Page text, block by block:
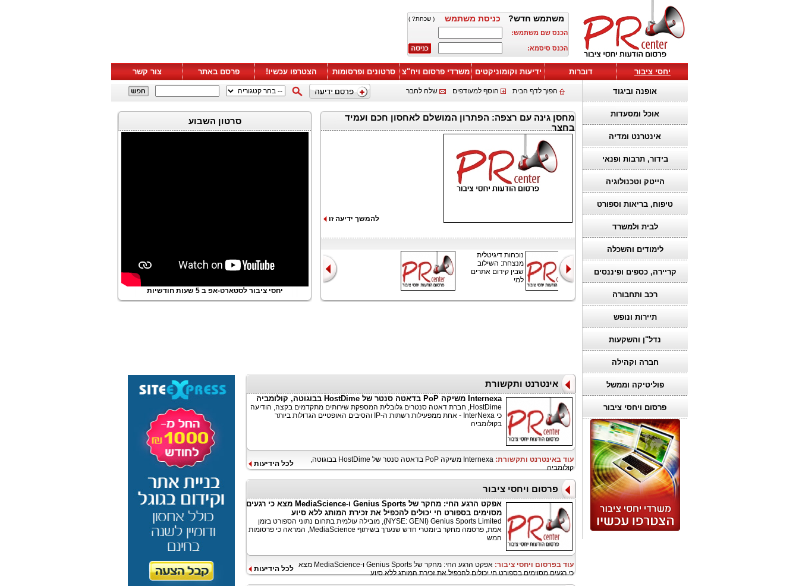
משתמש חדש? כניסת משתמש ( שכחת? )
הכנס שם משתמש:
הכנס סיסמא:
יחסי ציבור דוברות ידיעות וקומוניקטים משרדי פרסום ויח"צ סרטונים ופרסומות הצטרפו עכשיו! פרסם באתר צור קשר
אופנה וביגוד
אוכל ומסעדות
אינטרנט ומדיה
בידור, תרבות ופנאי
הייטק וטכנולוגיה
טיפוח, בריאות וספורט
לבית ולמשרד
לימודים והשכלה
קריירה, כספים ופיננסים
רכב ותחבורה
תיירות ונופש
נדל"ן והשקעות
חברה וקהילה
פוליטיקה וממשל
פרסום ויחסי ציבור
הפוך לדף הבית הוסף למעודפים שלח לחבר
מחסן גינה עם רצפה: הפתרון המושלם לאחסון חכם ועמיד
בחצר
להמשך ידיעה זו
נוכחות דיגיטלית
מנצחת: השילוב
שבין קידום אתרים
למי
מתכננים אירוע
שבאמת מרגש א
סרטון השבוע
יחסי ציבור לסטארט-אפ ב 5 שעות חודשיות
אינטרנט ותקשורת
Internexa משיקה PoP בדאטה סנטר של HostDime בבוגוטה, קולומביה
HostDime, חברת דאטה סנטרים גלובלית המספקת שירותים מתקדמים בקצה, הודיעה
כי InterNexa - אחת ממפעילות רשתות ה-IP והסיבים האופטיים הגדולות ביותר
בקולומביה
עוד באינטרנט ותקשורת:
Internexa משיקה PoP בדאטה סנטר של HostDime בבוגוטה,
קולומביה
לכל הידיעות
פרסום ויחסי ציבור
אפקט הרגע החי: מחקר של Genius Sports ו-MediaScience מצא כי רגעים
מסוימים בספורט חי יכולים להכפיל את זכירת המותג ללא סיוע
Genius Sports Limited ‏(NYSE: GENI), מובילה עולמית בתחום נתוני הספורט בזמן
אמת, פרסמה מחקר ביומטרי חדש שנערך בשיתוף MediaScience, המראה כי פרסומות
המש
עוד בפרסום ויחסי ציבור:
אפקט הרגע החי: מחקר של Genius Sports ו-MediaScience מצא
כי רגעים מסוימים בספורט חי יכולים להכפיל את זכירת המותג ללא סיוע
לכל הידיעות